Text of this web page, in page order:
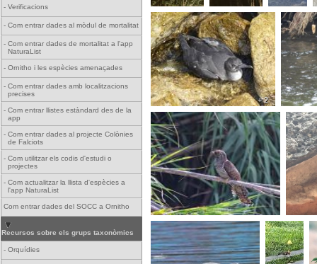
- Verificacions
- Com entrar dades al mòdul de mortalitat
- Com entrar dades de mortalitat a l'app
NaturaList
- Ornitho i les espècies amenaçades
- Com entrar dades amb localitzacions
precises
- Com entrar llistes estàndard des de la
app
- Com entrar dades al projecte Colònies
de Falciots
- Com utilitzar els codis d'estudi o
projectes
- Com actualitzar la llista d'espècies a
l'app NaturaList
Com entrar dades del SOCC a Ornitho
Recursos sobre els grups taxonòmics
- Orquídies
+ 2